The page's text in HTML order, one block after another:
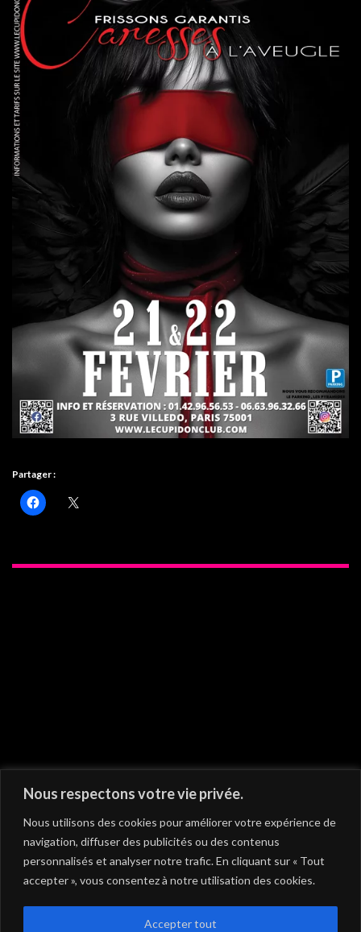
Nous respectons votre vie privée.
Nous utilisons des cookies pour améliorer votre expérience de
navigation, diffuser des publicités ou des contenus
personnalisés et analyser notre trafic. En cliquant sur « Tout
accepter », vous consentez à notre utilisation des cookies.
Accepter tout
Partager :